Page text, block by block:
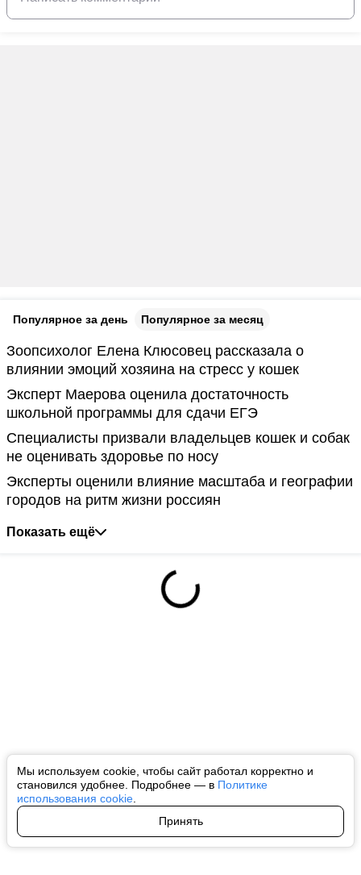
Мы используем cookie, чтобы сайт работал корректно и
становился удобнее. Подробнее — в Политике
использования cookie
Принять
Популярное за день Популярное за месяц
Зоопсихолог Елена Клюсовец рассказала о
влиянии эмоций хозяина на стресс у кошек
Эксперт Маерова оценила достаточность
школьной программы для сдачи ЕГЭ
Специалисты призвали владельцев кошек и собак
не оценивать здоровье по носу
Эксперты оценили влияние масштаба и географии
городов на ритм жизни россиян
Показать ещё